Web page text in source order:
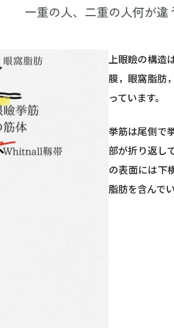
一重の人、二重の人何が違
上眼瞼の構造
膜，眼窩脂肪
っています。
挙筋は尾側で
部が折り返し
の表面には下
脂肪を含んでい